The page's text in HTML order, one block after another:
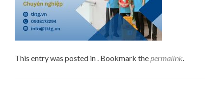
This entry was posted in . Bookmark thepermalink.